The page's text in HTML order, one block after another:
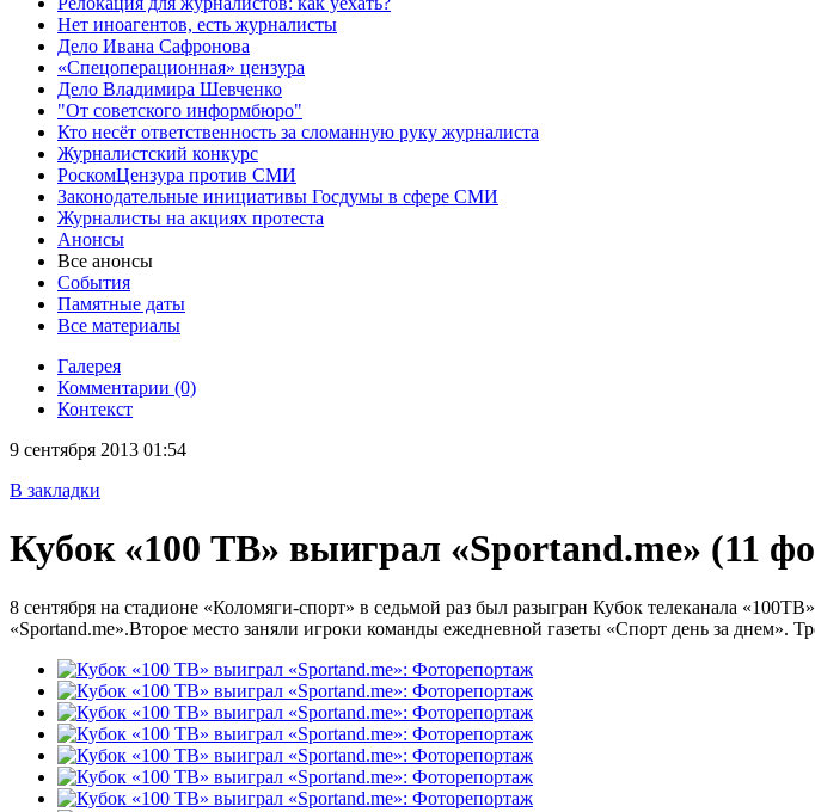
Нет иноагентов, есть журналисты
Дело Ивана Сафронова
«Спецоперационная» цензура
Дело Владимира Шевченко
"От советского информбюро"
Кто несёт ответственность за сломанную руку журналиста
Журналистский конкурс
РоскомЦензура против СМИ
Законодательные инициативы Госдумы в сфере СМИ
Журналисты на акциях протеста
Анонсы
Все анонсы
События
Памятные даты
Все материалы
Галерея
Комментарии (0)
Контекст
9 сентября 2013 01:54
В закладки
Кубок «100 ТВ» выиграл «Sportand.me» (11
8 сентября на стадионе «Коломяги-спорт» в седьмой раз был разыгран Кубок телеканала
«Sportand.me».Второе место заняли игроки команды ежедневной газеты «Спорт день за днем».